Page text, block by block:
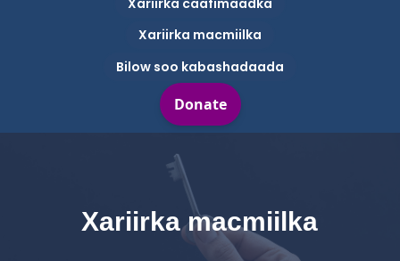
Xariirka macmiilka
Bilow soo kabashadaada
Xariirka macmiilka